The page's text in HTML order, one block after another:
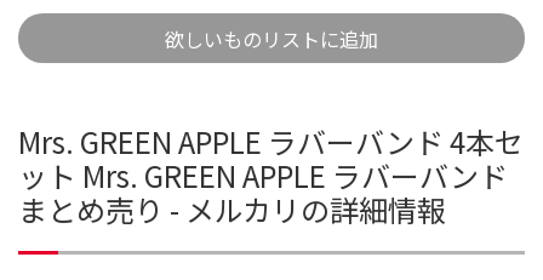
欲しいものリストに追加
Mrs. GREEN APPLE ラバーバンド 4本セ
ット Mrs. GREEN APPLE ラバーバンド
まとめ売り - メルカリの詳細情報